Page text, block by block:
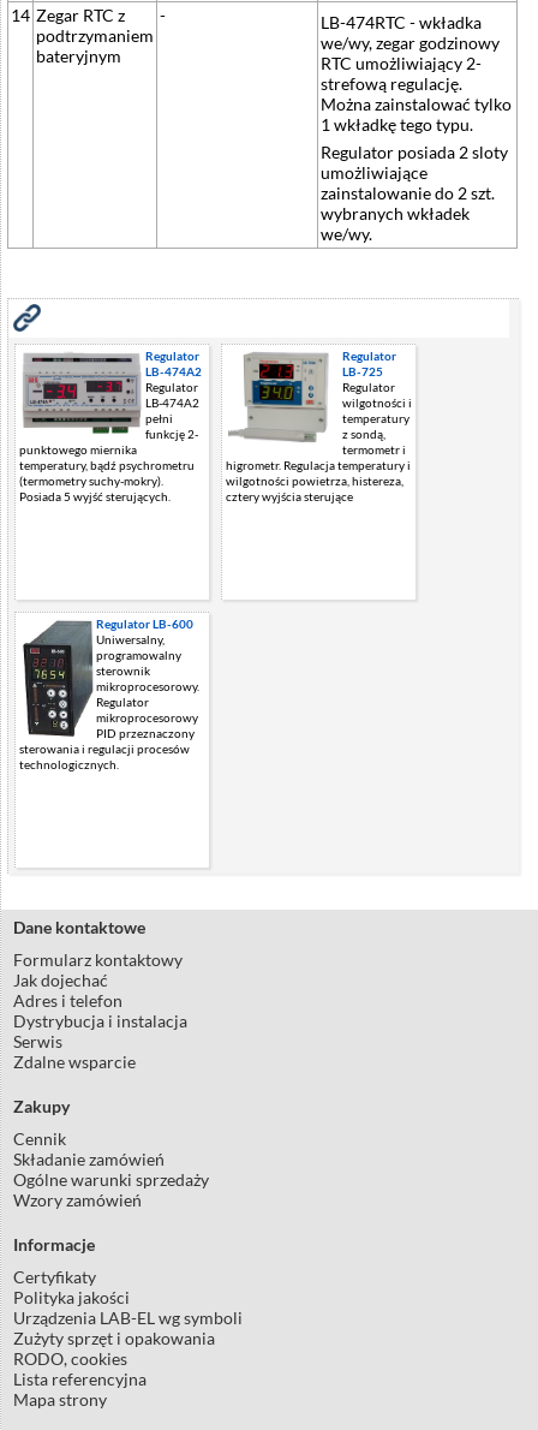
14 Zegar RTC z
podtrzymaniem
bateryjnym
-
LB-474RTC - wkładka
we/wy, zegar godzinowy
RTC umożliwiający 2-
strefową regulację.
Można zainstalować tylko
1 wkładkę tego typu.
Regulator posiada 2 sloty
umożliwiające
zainstalowanie do 2 szt.
wybranych wkładek
we/wy.
Regulator
LB-474A2
Regulator
LB-474A2
pełni
funkcję 2-
punktowego miernika
temperatury, bądź psychrometru
(termometry suchy-mokry).
Posiada 5 wyjść sterujących.
Regulator
LB-725
Regulator
wilgotności i
temperatury
z sondą,
termometr i
higrometr. Regulacja temperatury i
wilgotności powietrza, histereza,
cztery wyjścia sterujące
Regulator LB-600
Uniwersalny,
programowalny
sterownik
mikroprocesorowy.
Regulator
mikroprocesorowy
PID przeznaczony
sterowania i regulacji procesów
technologicznych.
Dane kontaktowe
Formularz kontaktowy
Jak dojechać
Adres i telefon
Dystrybucja i instalacja
Serwis
Zdalne wsparcie
Zakupy
Cennik
Składanie zamówień
Ogólne warunki sprzedaży
Wzory zamówień
Informacje
Certyfikaty
Polityka jakości
Urządzenia LAB-EL wg symboli
Zużyty sprzęt i opakowania
RODO, cookies
Lista referencyjna
Mapa strony